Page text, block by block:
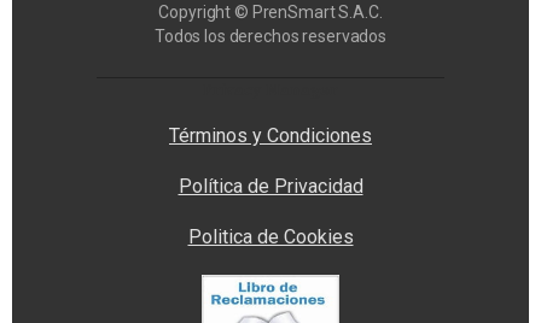
Copyright © PrenSmart S.A.C.
Todos los derechos reservados
Términos y Condiciones
Política de Privacidad
Politica de Cookies